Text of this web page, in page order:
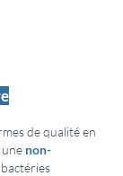
de qualité en
non-